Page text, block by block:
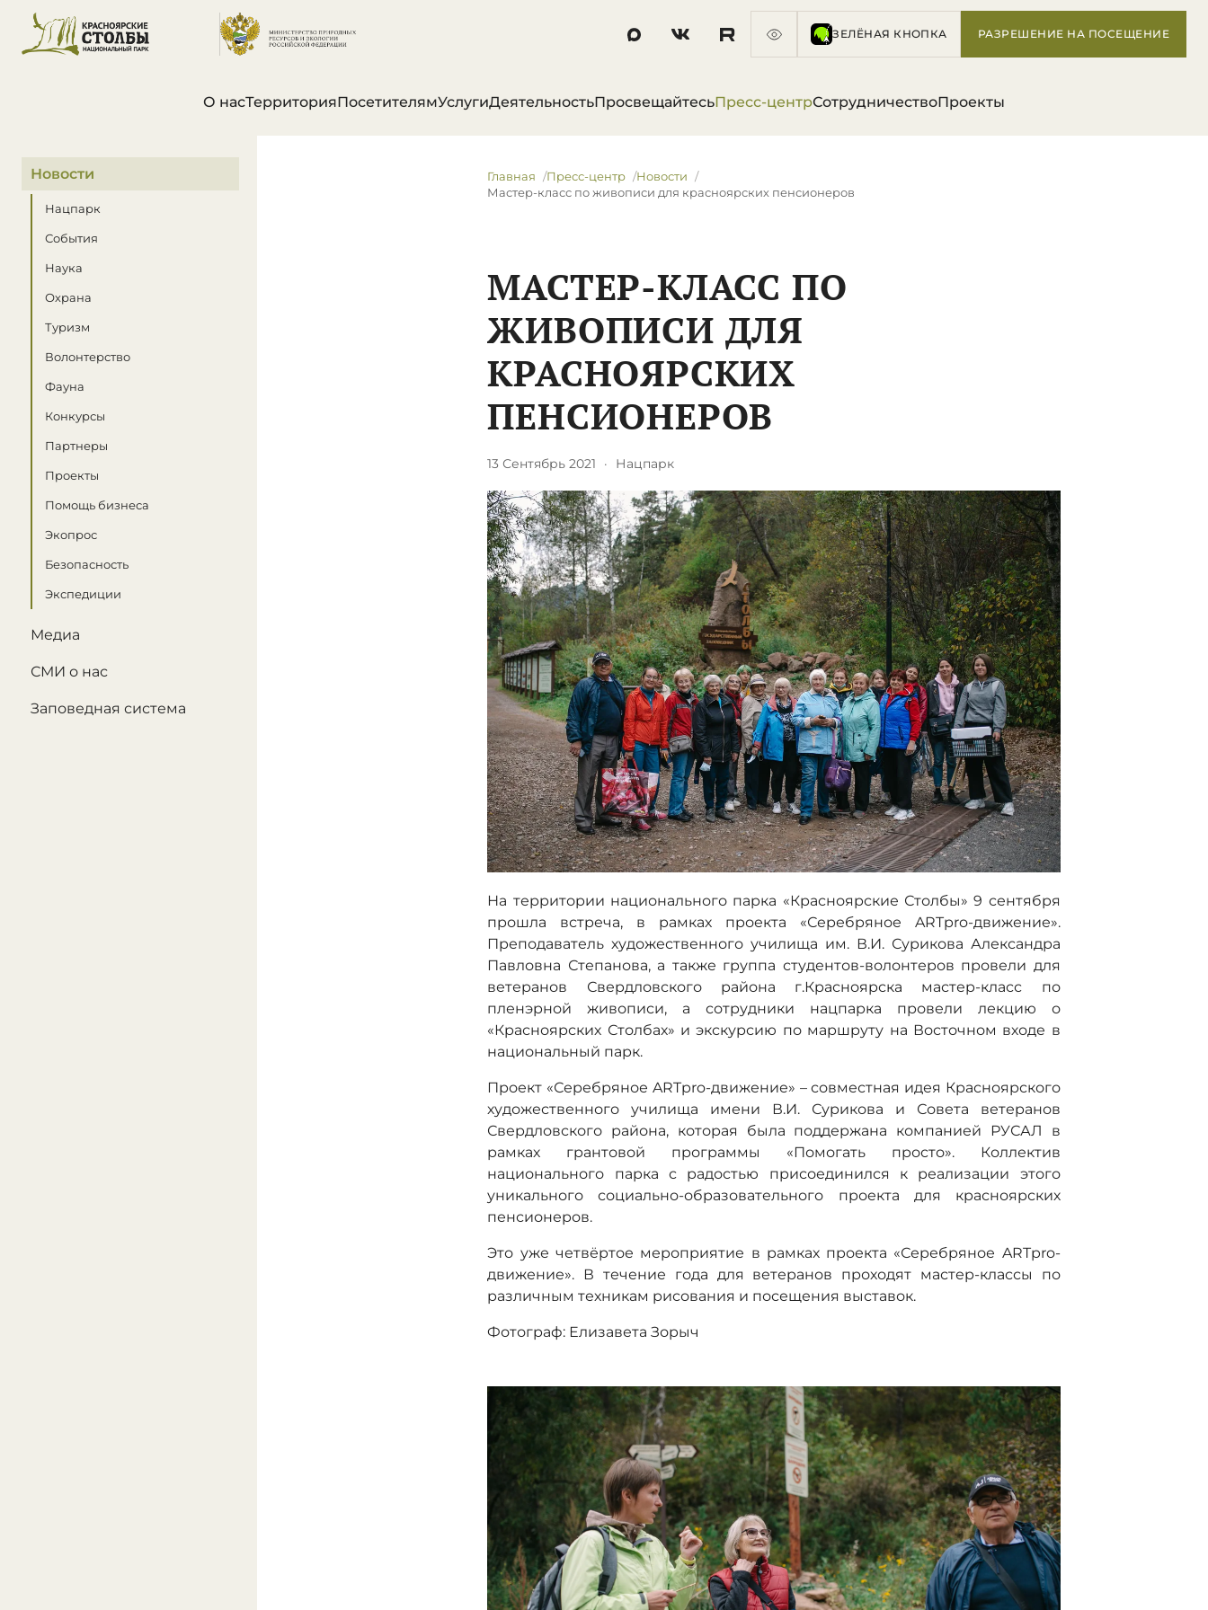
ЗЕЛЁНАЯ КНОПКА РАЗРЕШЕНИЕ НА ПОСЕЩЕНИЕ
О насТерриторияПосетителямУслугиДеятельностьПросвещайтесьПресс-центрСотрудничествоПроекты
В этом разделе
Новости
Нацпарк
События
Наука
Охрана
Туризм
Волонтерство
Фауна
Конкурсы
Партнеры
Проекты
Помощь бизнеса
Экопрос
Безопасность
Экспедиции
Медиа
СМИ о нас
Заповедная система
Главная Пресс-центр
Новости
Мастер-класс по живописи для красноярских пенсионеров
МАСТЕР-КЛАСС ПО
ЖИВОПИСИ ДЛЯ
КРАСНОЯРСКИХ
ПЕНСИОНЕРОВ
13 Сентябрь 2021 · Нацпарк
На территории национального парка «Красноярские Столбы» 9 сентября
прошла встреча, в рамках проекта «Серебряное ARTpro-движение».
Преподаватель художественного училища им. В.И. Сурикова Александра
Павловна Степанова, а также группа студентов-волонтеров провели для
ветеранов Свердловского района г.Красноярска мастер-класс по
пленэрной живописи, а сотрудники нацпарка провели лекцию о
«Красноярских Столбах» и экскурсию по маршруту на Восточном входе в
национальный парк.
Проект «Серебряное ARTpro-движение» – совместная идея Красноярского
художественного училища имени В.И. Сурикова и Совета ветеранов
Свердловского района, которая была поддержана компанией РУСАЛ в
рамках грантовой программы «Помогать просто». Коллектив
национального парка с радостью присоединился к реализации этого
уникального социально-образовательного проекта для красноярских
пенсионеров.
Это уже четвёртое мероприятие в рамках проекта «Серебряное ARTpro-
движение». В течение года для ветеранов проходят мастер-классы по
различным техникам рисования и посещения выставок.
Фотограф: Елизавета Зорыч